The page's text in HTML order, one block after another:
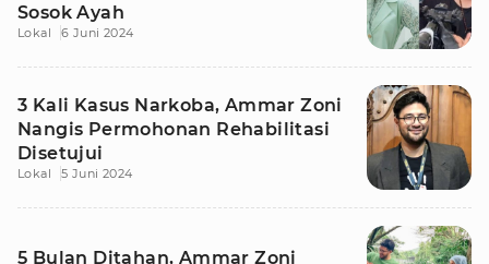
Sosok Ayah
Lokal 6 Juni 2024
3 Kali Kasus Narkoba, Ammar Zoni
Nangis Permohonan Rehabilitasi
Disetujui
Lokal 5 Juni 2024
5 Bulan Ditahan, Ammar Zoni